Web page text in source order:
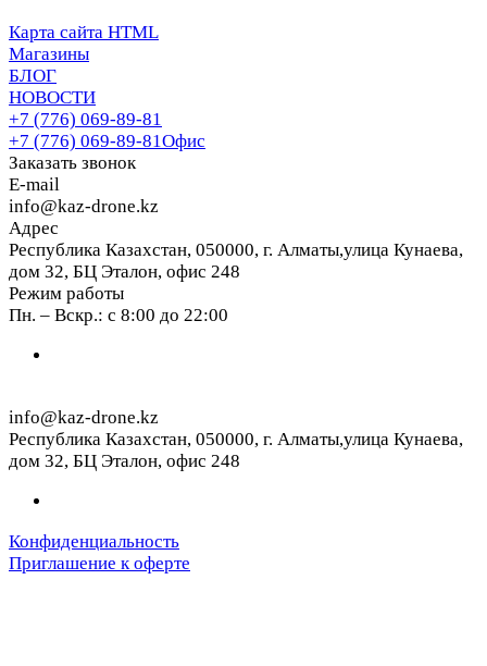
Карта сайта HTML
Магазины
БЛОГ
НОВОСТИ
+7 (776) 069-89-81
+7 (776) 069-89-81Офис
Заказать звонок
E-mail
info@kaz-drone.kz
Адрес
Республика Казахстан, 050000, г. Алматы,улица Кунаева,
дом 32, БЦ Эталон, офис 248
Режим работы
Пн. – Вскр.: с 8:00 до 22:00
info@kaz-drone.kz
Республика Казахстан, 050000, г. Алматы,улица Кунаева,
дом 32, БЦ Эталон, офис 248
Конфиденциальность
Приглашение к оферте